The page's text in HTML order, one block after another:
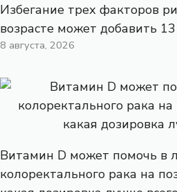
Избегание трех факторов
возрасте может добавить
8 августа, 2026
Витамин D может помочь в
колоректального рака на